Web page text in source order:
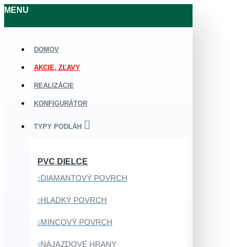
MENU
DOMOV
AKCIE, ZĽAVY
REALIZÁCIE
KONFIGURÁTOR
TYPY PODLÁH
PVC DIELCE
DIAMANTOVÝ POVRCH
HLADKÝ POVRCH
MINCOVÝ POVRCH
NÁJAZDOVÉ HRANY